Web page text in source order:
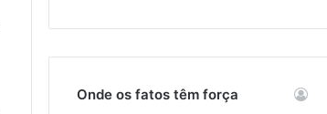
Onde os fatos têm força